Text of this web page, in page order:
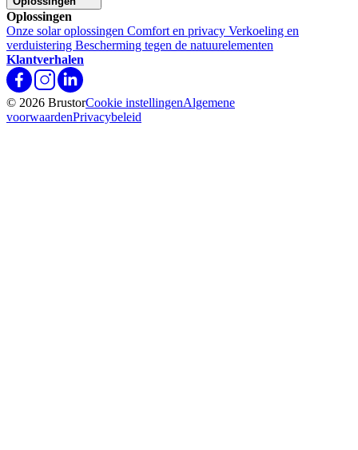
Oplossingen
Onze solar oplossingen Comfort en privacy Verkoeling en
verduistering Bescherming tegen de natuurelementen
Klantverhalen
© 2026 BrustorCookie instellingenAlgemene
voorwaardenPrivacybeleid